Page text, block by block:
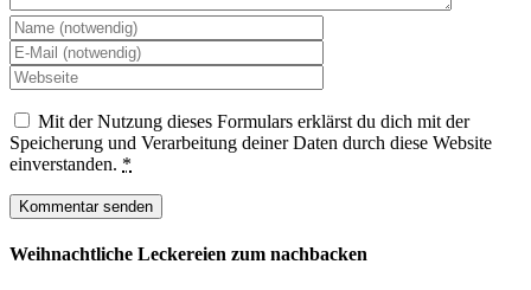
Mit der Nutzung dieses Formulars erklärst du dich mit der
Speicherung und Verarbeitung deiner Daten durch diese Website
einverstanden. *
Weihnachtliche Leckereien zum nachbacken